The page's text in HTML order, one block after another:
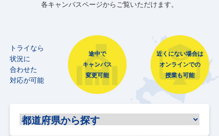
各キャンパスページからご覧いただけます。
トライなら
状況に
合わせた
対応が可能
途中で
キャンパス
変更可能
近くにない場合は
オンラインでの
授業も可能